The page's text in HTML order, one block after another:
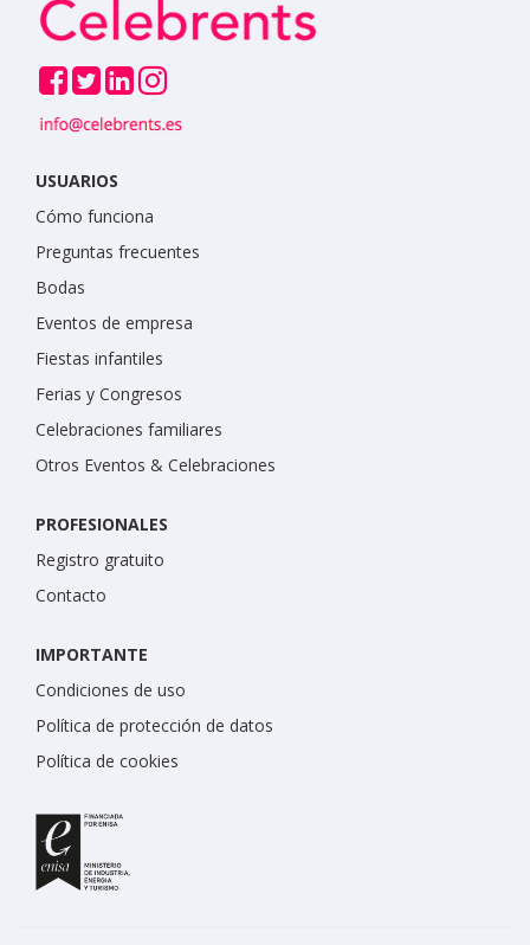
USUARIOS
Cómo funciona
Preguntas frecuentes
Bodas
Eventos de empresa
Fiestas infantiles
Ferias y Congresos
Celebraciones familiares
Otros Eventos & Celebraciones
PROFESIONALES
Registro gratuito
Contacto
IMPORTANTE
Condiciones de uso
Política de protección de datos
Política de cookies